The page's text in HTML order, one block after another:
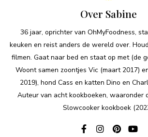
Over Sabine
36 jaar, oprichter van OhMyFoodness,
keuken en reist anders de wereld over.
filmen. Gaat naar bed en staat op met (de
Woont samen zoontjes Vic (maart 2017)
2019), hond Cass en katten Dino en
Auteur van acht kookboeken, waaronder
Slowcooker kookboek